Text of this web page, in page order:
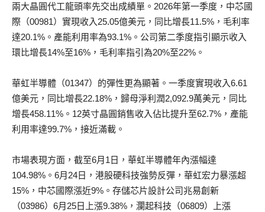
兩大晶圓代工龍頭率先交出成績單。2026年第一季度，中芯國
際（00981）實現收入25.05億美元，同比增長11.5%，毛利率
達20.1%。產能利用率為93.1%。公司第二季度指引顯示收入
環比增長14%至16%，毛利率指引為20%至22%。
華虹半導體（01347）的彈性更為顯著。一季度實現收入6.61
億美元，同比增長22.18%，歸母淨利潤2,092.9萬美元，同比
增長458.11%。12英寸晶圓銷售收入佔比提升至62.7%，產能
利用率達99.7%，接近滿載。
市場表現方面，截至6月1日，華虹半導體年內漲幅達
104.98%。6月24日，港股硬科技強勢反彈，華虹宏力暴漲超
15%，中芯國際漲近9%。存儲芯片設計公司兆易創新
（03986）6月25日上漲9.38%，瀾起科技（06809）上漲